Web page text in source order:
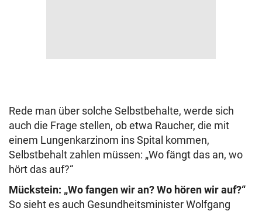
Rede man über solche Selbstbehalte, werde sich
auch die Frage stellen, ob etwa Raucher, die mit
einem Lungenkarzinom ins Spital kommen,
Selbstbehalt zahlen müssen: „Wo fängt das an, wo
hört das auf?“
Mückstein: „Wo fangen wir an? Wo hören wir auf?“
So sieht es auch Gesundheitsminister Wolfgang